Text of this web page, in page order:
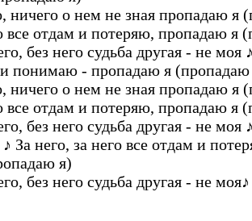
ничего о нем не зная пропадаю я
все отдам и потеряю, пропадаю я
без него судьба другая - не моя
понимаю - пропадаю я (пропадаю
ничего о нем не зная пропадаю я
все отдам и потеряю, пропадаю я
без него судьба другая - не моя
♪ За него, за него все отдам и
я)
без него судьба другая - не моя♪